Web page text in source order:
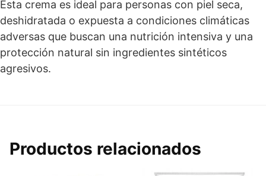
Esta crema es ideal para personas con piel seca,
deshidratada o expuesta a condiciones climáticas
adversas que buscan una nutrición intensiva y una
protección natural sin ingredientes sintéticos
agresivos.
Productos relacionados